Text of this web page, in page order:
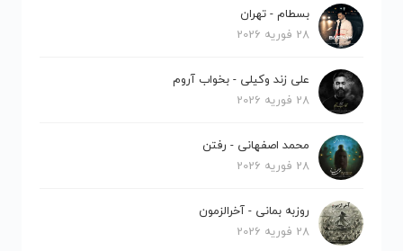
بسطام - تهران
28 فوریه 2026
علی زند وکیلی - بخواب آروم
28 فوریه 2026
محمد اصفهانی - رفتن
28 فوریه 2026
روزبه بمانی - آخرالزمون
28 فوریه 2026